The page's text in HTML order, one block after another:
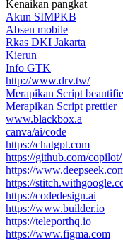
Kenaikan pangkat
Akun SIMPKB
Absen mobile
Rkas DKI Jakarta
Kierun
Info GTK
http://www.drv.tw/
Merapikan Script
Merapikan Script prettier
www.blackbox.a
canva/ai/code
https://chatgpt.com
https://github.com/copilot/
https://
https://
https://codedesign.ai
https://www.builder.io
https://teleporthq.io
https://www.figma.com